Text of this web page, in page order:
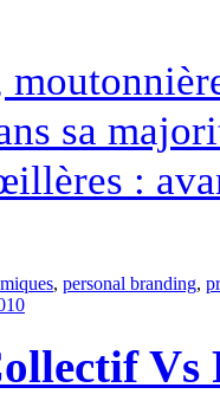
sa
:
, personal branding,
Vs